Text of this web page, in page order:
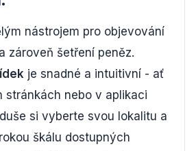
nástrojem pro objevování
zároveň šetření peněz.
je snadné a intuitivní - ať
stránkách nebo v aplikaci
si vyberte svou lokalitu a
škálu dostupných